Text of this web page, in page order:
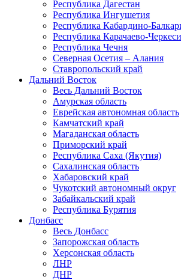
Республика Дагестан
Республика Ингушетия
Республика Кабардино-
Республика Карачаево-
Республика Чечня
Северная Осетия – Алания
Ставропольский край
Дальний Восток
Весь Дальний Восток
Амурская область
Еврейская автономная область
Камчатский край
Магаданская область
Приморский край
Республика Саха (Якутия)
Сахалинская область
Хабаровский край
Чукотский автономный округ
Забайкальский край
Республика Бурятия
Донбасс
Весь Донбасс
Запорожская область
Херсонская область
ЛНР
ДНР